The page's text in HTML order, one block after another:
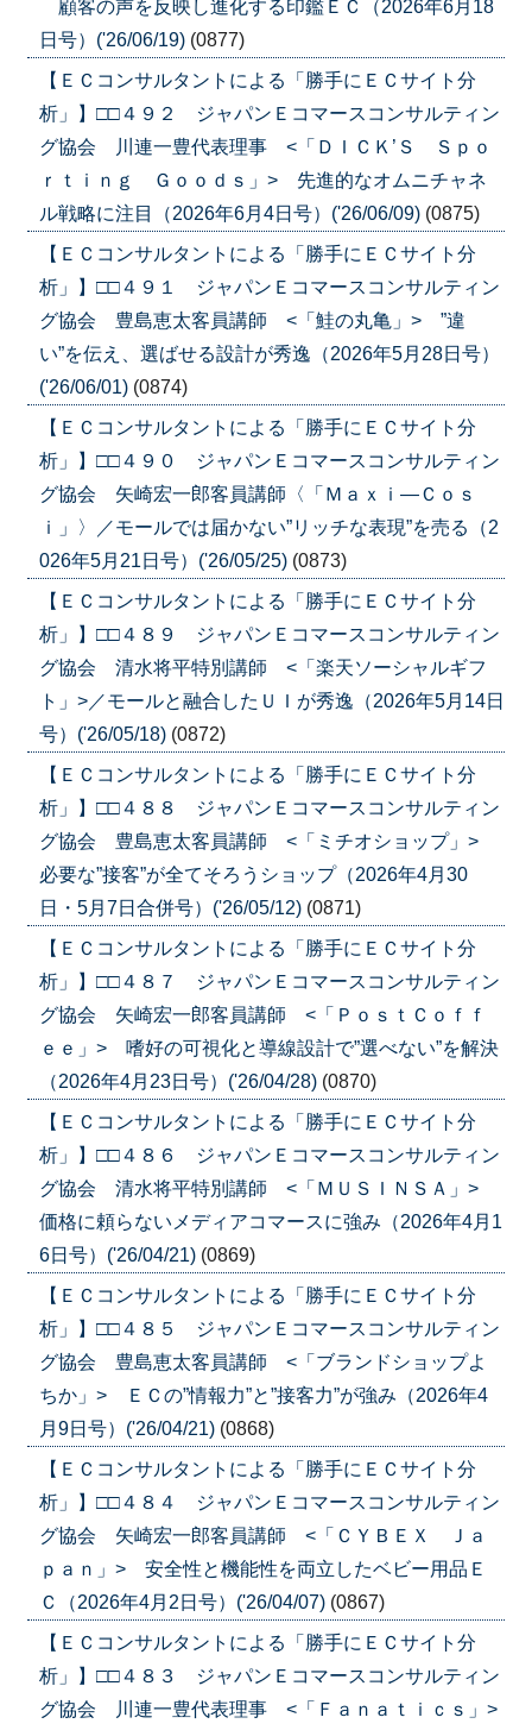
顧客の声を反映し進化する印鑑ＥＣ（2026年6月18
日号）('26/06/19) (0877)
【ＥＣコンサルタントによる「勝手にＥＣサイト分
析」】□□４９２ ジャパンＥコマースコンサルティン
グ協会 川連一豊代表理事 <「ＤＩＣＫ’Ｓ Ｓｐｏ
ｒｔｉｎｇ Ｇｏｏｄｓ」> 先進的なオムニチャネ
ル戦略に注目（2026年6月4日号）('26/06/09) (0875)
【ＥＣコンサルタントによる「勝手にＥＣサイト分
析」】□□４９１ ジャパンＥコマースコンサルティン
グ協会 豊島恵太客員講師 <「鮭の丸亀」> ”違
い”を伝え、選ばせる設計が秀逸（2026年5月28日号）
('26/06/01) (0874)
【ＥＣコンサルタントによる「勝手にＥＣサイト分
析」】□□４９０ ジャパンＥコマースコンサルティン
グ協会 矢崎宏一郎客員講師〈「Ｍａｘｉ―Ｃｏｓ
ｉ」〉／モールでは届かない”リッチな表現”を売る（2
026年5月21日号）('26/05/25) (0873)
【ＥＣコンサルタントによる「勝手にＥＣサイト分
析」】□□４８９ ジャパンＥコマースコンサルティン
グ協会 清水将平特別講師 <「楽天ソーシャルギフ
ト」>／モールと融合したＵＩが秀逸（2026年5月14日
号）('26/05/18) (0872)
【ＥＣコンサルタントによる「勝手にＥＣサイト分
析」】□□４８８ ジャパンＥコマースコンサルティン
グ協会 豊島恵太客員講師 <「ミチオショップ」>
必要な”接客”が全てそろうショップ（2026年4月30
日・5月7日合併号）('26/05/12) (0871)
【ＥＣコンサルタントによる「勝手にＥＣサイト分
析」】□□４８７ ジャパンＥコマースコンサルティン
グ協会 矢崎宏一郎客員講師 <「ＰｏｓｔＣｏｆｆ
ｅｅ」> 嗜好の可視化と導線設計で”選べない”を解決
（2026年4月23日号）('26/04/28) (0870)
【ＥＣコンサルタントによる「勝手にＥＣサイト分
析」】□□４８６ ジャパンＥコマースコンサルティン
グ協会 清水将平特別講師 <「ＭＵＳＩＮＳＡ」>
価格に頼らないメディアコマースに強み（2026年4月1
6日号）('26/04/21) (0869)
【ＥＣコンサルタントによる「勝手にＥＣサイト分
析」】□□４８５ ジャパンＥコマースコンサルティン
グ協会 豊島恵太客員講師 <「ブランドショップよ
ちか」> ＥＣの”情報力”と”接客力”が強み（2026年4
月9日号）('26/04/21) (0868)
【ＥＣコンサルタントによる「勝手にＥＣサイト分
析」】□□４８４ ジャパンＥコマースコンサルティン
グ協会 矢崎宏一郎客員講師 <「ＣＹＢＥＸ Ｊａ
ｐａｎ」> 安全性と機能性を両立したベビー用品Ｅ
Ｃ（2026年4月2日号）('26/04/07) (0867)
【ＥＣコンサルタントによる「勝手にＥＣサイト分
析」】□□４８３ ジャパンＥコマースコンサルティン
グ協会 川連一豊代表理事 <「Ｆａｎａｔｉｃｓ」>